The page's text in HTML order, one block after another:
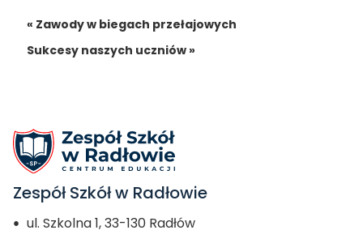
« Zawody w biegach przełajowych
Sukcesy naszych uczniów »
Zespół Szkół w Radłowie
ul. Szkolna 1, 33-130 Radłów